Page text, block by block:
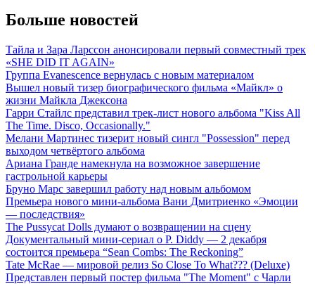
Больше новостей
Тайла и Зара Ларссон анонсировали первый совместный трек
«SHE DID IT AGAIN»
Группа Evanescence вернулась с новым материалом
Вышел новый тизер биографического фильма «Майкл» о
жизни Майкла Джексона
Гарри Стайлс представил трек-лист нового альбома "Kiss All
The Time. Disco, Occasionally."
Мелани Мартинес тизерит новый сингл "Possession" перед
выходом четвёртого альбома
Ариана Гранде намекнула на возможное завершение
гастрольной карьеры
Бруно Марс завершил работу над новым альбомом
Премьера нового мини-альбома Вани Дмитриенко «Эмоции
— последствия»
The Pussycat Dolls думают о возвращении на сцену
Документальный мини-сериал о P. Diddy — 2 декабря
состоится премьера “Sean Combs: The Reckoning”
Tate McRae — мировой релиз So Close To What??? (Deluxe)
Представлен первый постер фильма "The Moment" с Чарли